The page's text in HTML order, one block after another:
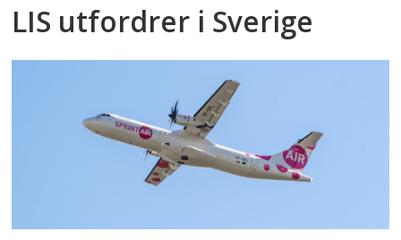
LIS utfordrer i Sverige